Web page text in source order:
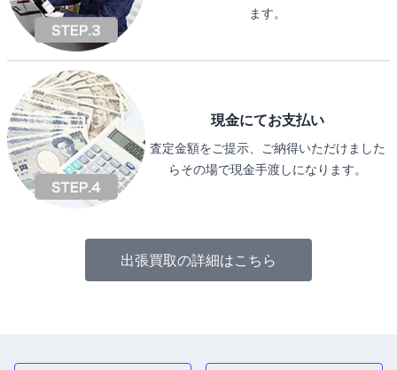
ます。
現金にてお支払い
査定金額をご提示、ご納得いただけました
らその場で現金手渡しになります。
出張買取の詳細はこちら